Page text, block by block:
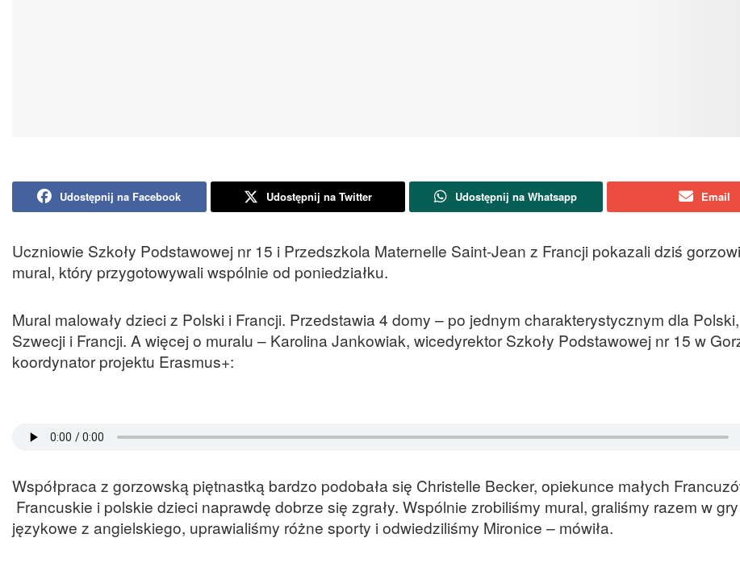
Udostępnij na Facebook Udostępnij na Twitter Udostępnij na Whatsapp Email
Uczniowie Szkoły Podstawowej nr 15 i Przedszkola Maternelle Saint-Jean z Francji pokazali dziś
mural, który przygotowywali wspólnie od poniedziałku.
Mural malowały dzieci z Polski i Francji. Przedstawia 4 domy – po jednym charakterystycznym dla
Szwecji i Francji. A więcej o muralu – Karolina Jankowiak, wicedyrektor Szkoły Podstawowej nr 15 w
koordynator projektu Erasmus+:
Współpraca z gorzowską piętnastką bardzo podobała się Christelle Becker, opiekunce małych
Francuskie i polskie dzieci naprawdę dobrze się zgrały. Wspólnie zrobiliśmy mural, graliśmy razem w gry
językowe z angielskiego, uprawialiśmy różne sporty i odwiedziliśmy Mironice – mówiła.